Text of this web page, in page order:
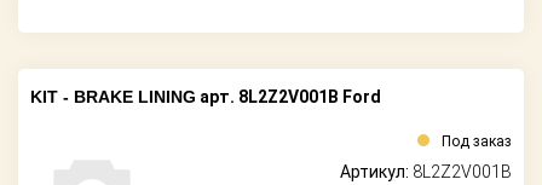
KIT - BRAKE LINING арт. 8L2Z2V001B Ford
Под заказ
Артикул: 8L2Z2V001B